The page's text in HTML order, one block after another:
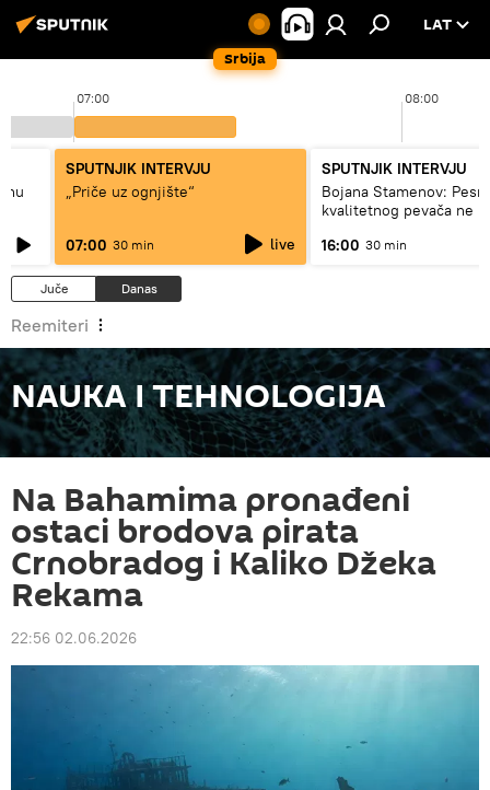
Srbija
LAT
07:00 08:00
SPUTNJIK INTERVJU
„Priče uz ognjište“
07:00 30 min live
SPUTNJIK INTERVJU
Bojana Stamenov:
kvalitetnog pevača ne
16:00 30 min
Juče Danas
Reemiteri
NAUKA I TEHNOLOGIJA
Na Bahamima pronađeni
ostaci brodova pirata
Crnobradog i Kaliko Džeka
Rekama
22:56 02.06.2026